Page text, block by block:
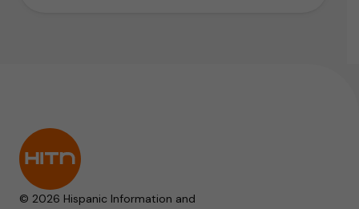
© 2026 Hispanic Information and